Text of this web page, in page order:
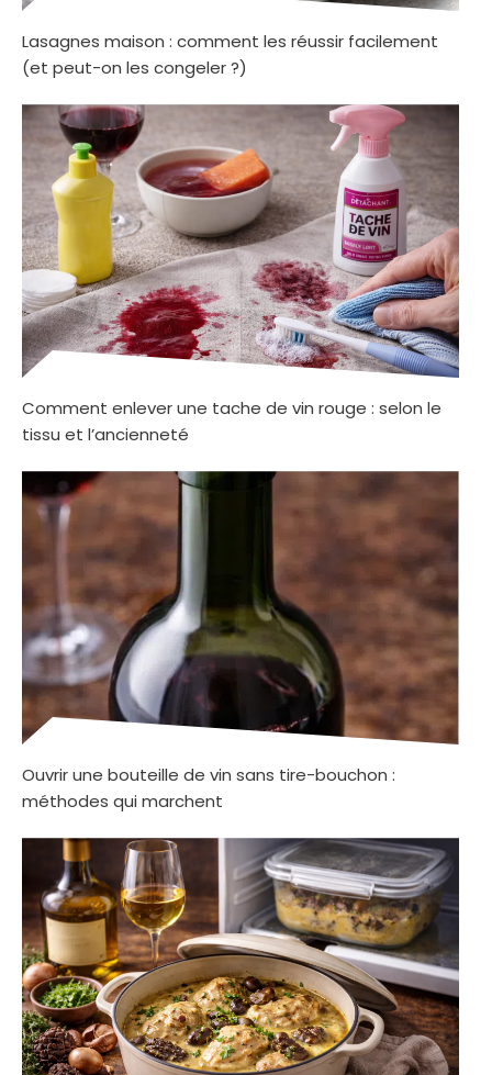
Lasagnes maison : comment les réussir facilement
(et peut-on les congeler ?)
Comment enlever une tache de vin rouge : selon le
tissu et l’ancienneté
Ouvrir une bouteille de vin sans tire-bouchon :
méthodes qui marchent